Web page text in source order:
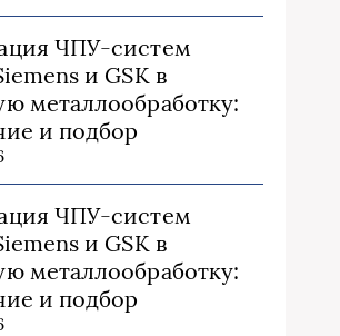
ЧПУ-систем
и GSK в
металлообработку:
и подбор
ЧПУ-систем
и GSK в
металлообработку:
и подбор